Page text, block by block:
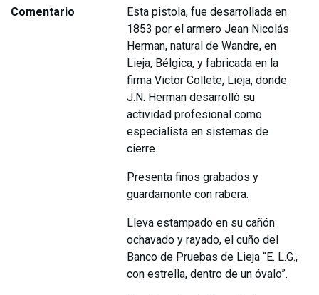
Comentario
Esta pistola, fue desarrollada en
1853 por el armero Jean Nicolás
Herman, natural de Wandre, en
Lieja, Bélgica, y fabricada en la
firma Victor Collete, Lieja, donde
J.N. Herman desarrolló su
actividad profesional como
especialista en sistemas de
cierre.
Presenta finos grabados y
guardamonte con rabera.
Lleva estampado en su cañón
ochavado y rayado, el cuño del
Banco de Pruebas de Lieja “E. L.G.,
con estrella, dentro de un óvalo”.